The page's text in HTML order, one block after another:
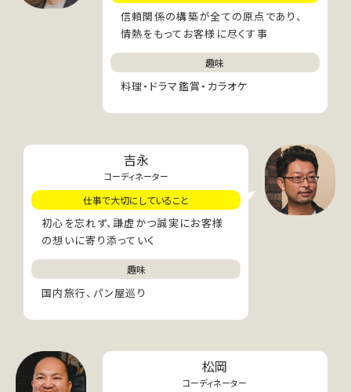
信頼関係の構築が全ての原点であり、
情熱をもってお客様に尽くす事
趣味
料理・ドラマ鑑賞・カラオケ
吉永
コーディネーター
仕事で大切にしていること
初心を忘れず、謙虚かつ誠実にお客様
の想いに寄り添っていく
趣味
国内旅行、パン屋巡り
松岡
コーディネーター